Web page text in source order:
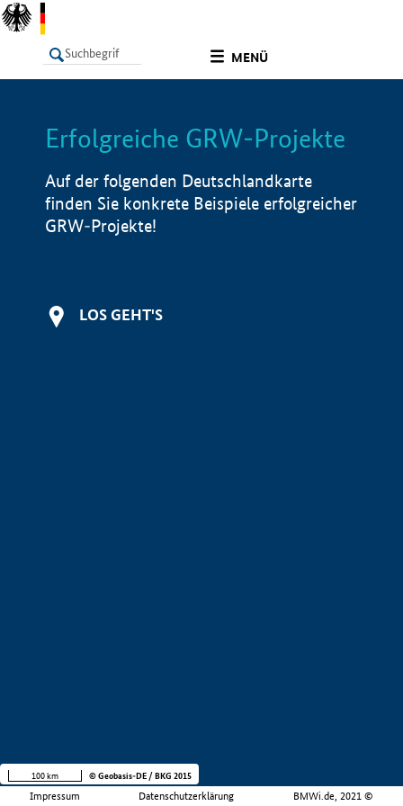
MENÜ
LISTE Info
Erfolgreiche GRW-Projekte
Auf der folgenden Deutschlandkarte
finden Sie konkrete Beispiele erfolgreicher
GRW-Projekte!
LOS GEHT'S
Impressum Datenschutzerklärung BMWi.de, 2021 ©
100 km © Geobasis-DE / BKG 2015